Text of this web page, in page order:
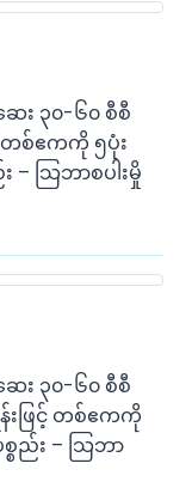
း ၃၀-၆၀ စီစီ
တစ်ဧကကို ၅ပုံး
– သြဘာစပါးမှို
း ၃၀-၆၀ စီစီ
းဖြင့် တစ်ဧကကို
စည်း – သြဘာ